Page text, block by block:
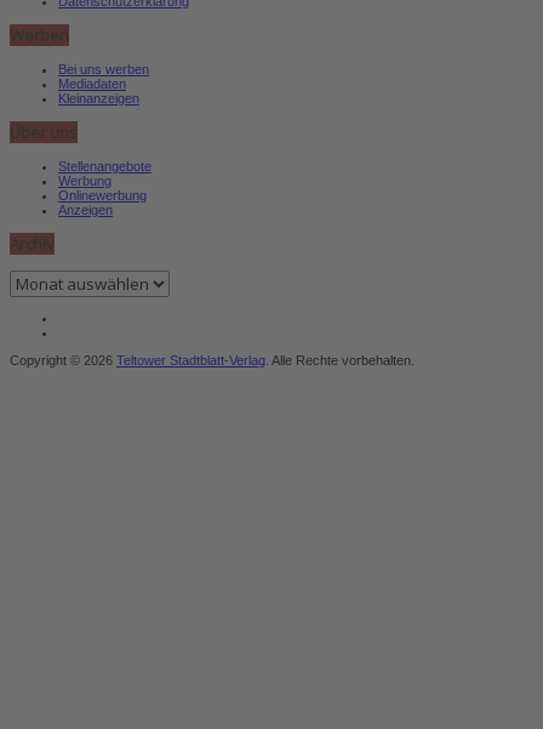
Werben
Bei uns werben
Mediadaten
Kleinanzeigen
Über uns
Stellenangebote
Werbung
Onlinewerbung
Anzeigen
Archiv
Archiv
Copyright © 2026 Teltower Stadtblatt-Verlag. Alle Rechte vorbehalten.